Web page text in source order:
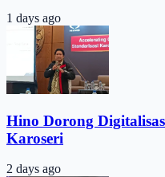
1 days ago
Hino Dorong
Karoseri
2 days ago